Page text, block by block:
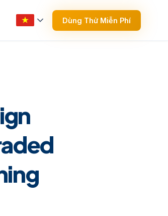
Dùng Thử Miễn Phí